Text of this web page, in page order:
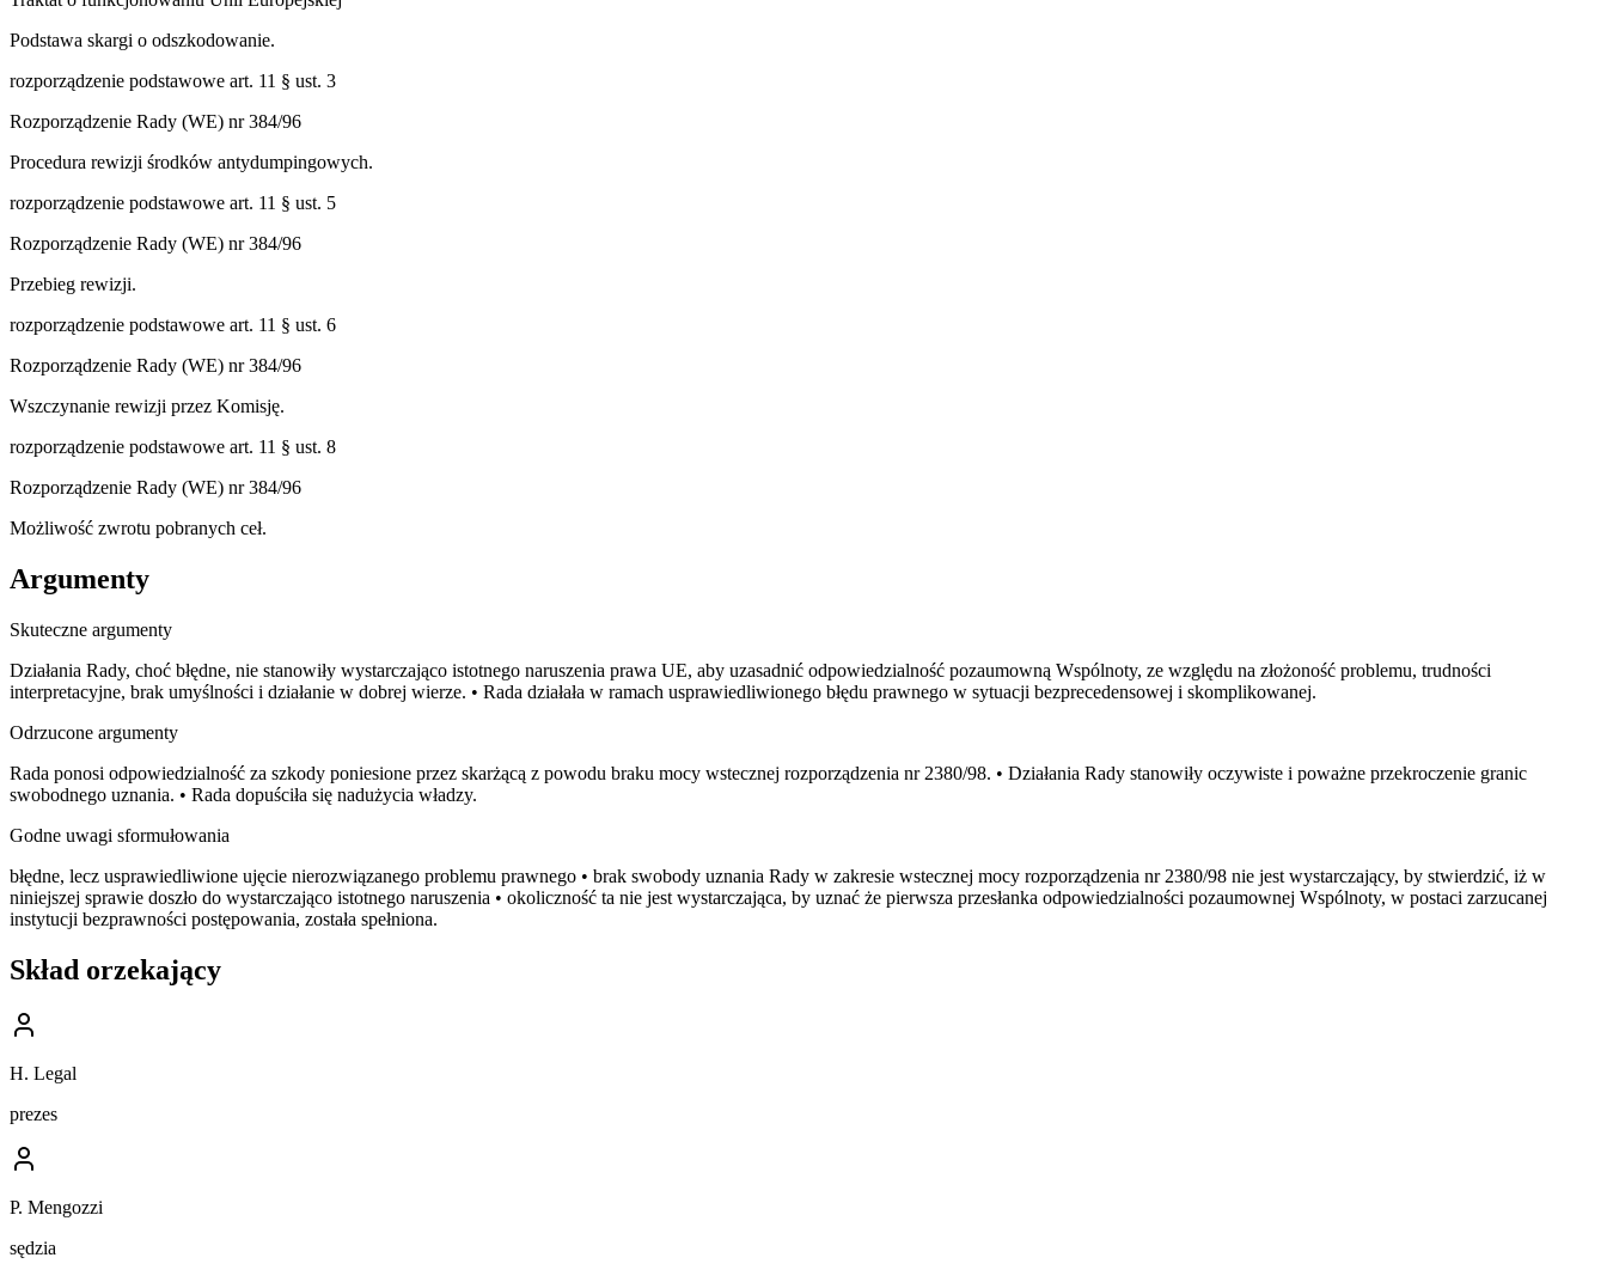
Podstawa skargi o odszkodowanie.
rozporządzenie podstawowe art. 11 § ust. 3
Rozporządzenie Rady (WE) nr 384/96
Procedura rewizji środków antydumpingowych.
rozporządzenie podstawowe art. 11 § ust. 5
Rozporządzenie Rady (WE) nr 384/96
Przebieg rewizji.
rozporządzenie podstawowe art. 11 § ust. 6
Rozporządzenie Rady (WE) nr 384/96
Wszczynanie rewizji przez Komisję.
rozporządzenie podstawowe art. 11 § ust. 8
Rozporządzenie Rady (WE) nr 384/96
Możliwość zwrotu pobranych ceł.
Argumenty
Skuteczne argumenty
Działania Rady, choć błędne, nie stanowiły wystarczająco istotnego naruszenia prawa UE, aby uzasadnić odpowiedzialność pozaumowną Wspólnoty, ze względu na złożoność problemu, trudności
interpretacyjne, brak umyślności i działanie w dobrej wierze. • Rada działała w ramach usprawiedliwionego błędu prawnego w sytuacji bezprecedensowej i skomplikowanej.
Odrzucone argumenty
Rada ponosi odpowiedzialność za szkody poniesione przez skarżącą z powodu braku mocy wstecznej rozporządzenia nr 2380/98. • Działania Rady stanowiły oczywiste i poważne przekroczenie granic
swobodnego uznania. • Rada dopuściła się nadużycia władzy.
Godne uwagi sformułowania
błędne, lecz usprawiedliwione ujęcie nierozwiązanego problemu prawnego • brak swobody uznania Rady w zakresie wstecznej mocy rozporządzenia nr 2380/98 nie jest wystarczający, by stwierdzić, iż w
niniejszej sprawie doszło do wystarczająco istotnego naruszenia • okoliczność ta nie jest wystarczająca, by uznać że pierwsza przesłanka odpowiedzialności pozaumownej Wspólnoty, w postaci zarzucanej
instytucji bezprawności postępowania, została spełniona.
Skład orzekający
H. Legal
prezes
P. Mengozzi
sędzia